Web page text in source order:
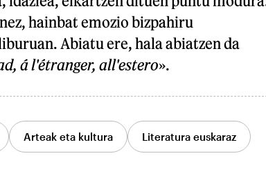
hainbat emozio bizpahiru
Abiatu ere, hala abiatzen da
á l'étranger, all'estero».
Arteak eta kultura Literatura euskaraz